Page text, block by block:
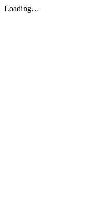
Loading…